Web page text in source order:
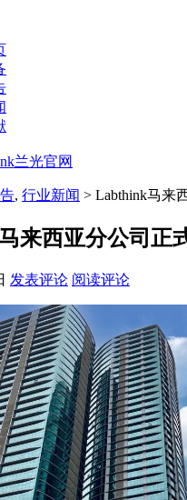
, 行业新闻 > Labthink马来
来西亚分公司正
发表评论 阅读评论